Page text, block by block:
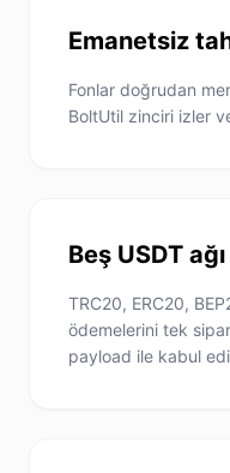
Emanetsiz
Fonlar doğrudan
BoltUtil zinciri izler
Beş USDT ağı
TRC20, ERC20,
ödemelerini tek
payload ile kabul